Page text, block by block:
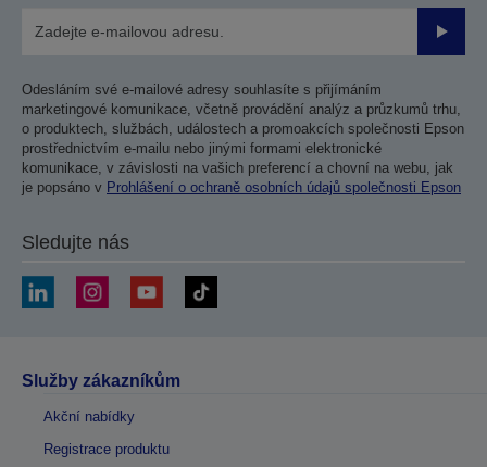
Odesláním své e-mailové adresy souhlasíte s přijímáním
marketingové komunikace, včetně provádění analýz a průzkumů trhu,
o produktech, službách, událostech a promoakcích společnosti Epson
prostřednictvím e-mailu nebo jinými formami elektronické
komunikace, v závislosti na vašich preferencí a chovní na webu, jak
je popsáno v Prohlášení o ochraně osobních údajů společnosti Epson
Sledujte nás
Služby zákazníkům
Akční nabídky
Registrace produktu